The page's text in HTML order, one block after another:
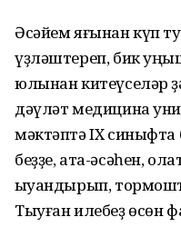
Әсәйем яғынан күп
үҙләштереп, бик
юлынан китеүселәр
дәүләт медицина
мәктәптә IX
беҙҙе, ата-әсәһен,
ҡыуандырып,
Тыуған илебеҙ өсөн